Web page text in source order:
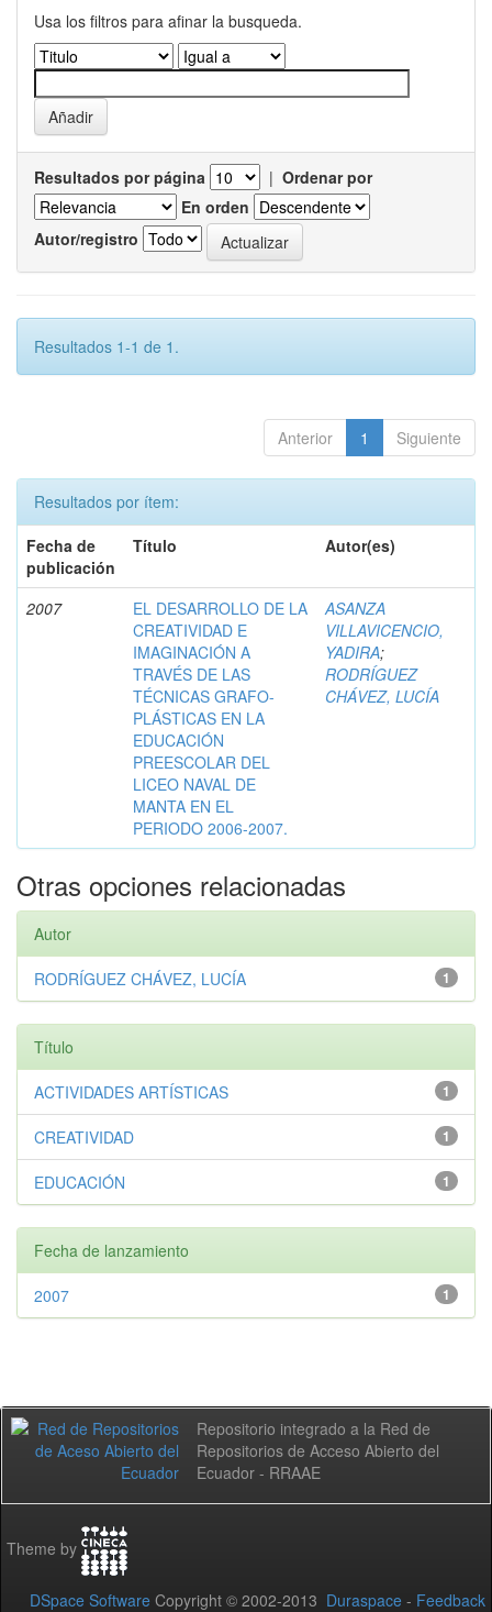
Usa los filtros para afinar la busqueda.
Resultados por página | Ordenar por
En orden
Autor/registro
Resultados 1-1 de 1.
Anterior 1 Siguiente
Resultados por ítem:
Fecha de
publicación
Título Autor(es)
2007
EL DESARROLLO DE LA
CREATIVIDAD E
IMAGINACIÓN A
TRAVÉS DE LAS
TÉCNICAS GRAFO-
PLÁSTICAS EN LA
EDUCACIÓN
PREESCOLAR DEL
LICEO NAVAL DE
MANTA EN EL
PERIODO 2006-2007.
ASANZA
VILLAVICENCIO,
YADIRA;
RODRÍGUEZ
CHÁVEZ, LUCÍA
Otras opciones relacionadas
Autor
1
RODRÍGUEZ CHÁVEZ, LUCÍA
Título
1
ACTIVIDADES ARTÍSTICAS
1
CREATIVIDAD
1
EDUCACIÓN
Fecha de lanzamiento
1
2007
Repositorio integrado a la Red de
Repositorios de Acceso Abierto del
Ecuador - RRAAE
Theme by
DSpace Software Copyright © 2002-2013 Duraspace - Feedback